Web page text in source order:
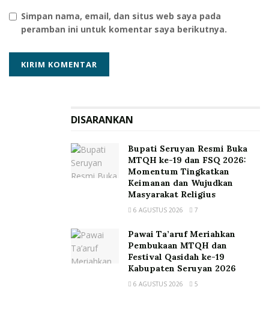
Simpan nama, email, dan situs web saya pada
peramban ini untuk komentar saya berikutnya.
DISARANKAN
Bupati Seruyan Resmi Buka
MTQH ke-19 dan FSQ 2026:
Momentum Tingkatkan
Keimanan dan Wujudkan
Masyarakat Religius
6 AGUSTUS 2026 7
Pawai Ta’aruf Meriahkan
Pembukaan MTQH dan
Festival Qasidah ke-19
Kabupaten Seruyan 2026
6 AGUSTUS 2026 5